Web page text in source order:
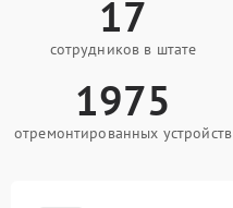
17
сотрудников в штате
1975
отремонтированных устройств